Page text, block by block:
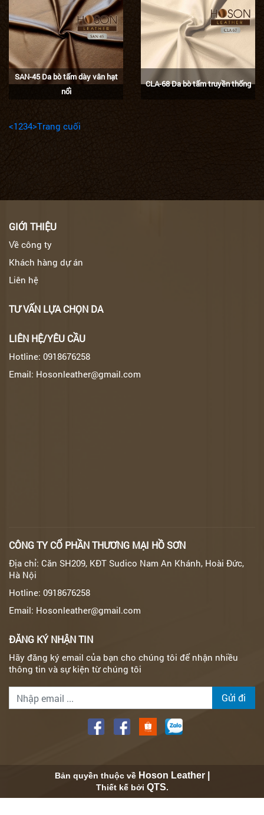
SAN-45 Da bò tấm dày vân hạt
nổi
CLA-68 Da bò tấm truyền thống
<1234>Trang cuối
GIỚI THIỆU
Về công ty
Khách hàng dự án
Liên hệ
TƯ VẤN LỰA CHỌN DA
LIÊN HỆ/YÊU CẦU
Hotline: 0918676258
Email: Hosonleather@gmail.com
CÔNG TY CỔ PHẦN THƯƠNG MẠI HỒ SƠN
Địa chỉ: Căn SH209, KĐT Sudico Nam An Khánh, Hoài Đức,
Hà Nội
Hotline: 0918676258
Email: Hosonleather@gmail.com
ĐĂNG KÝ NHẬN TIN
Hãy đăng ký email của bạn cho chúng tôi để nhận nhiều
thông tin và sự kiện từ chúng tôi
Gửi đi
Bản quyền thuộc về Hoson Leather |
Thiết kế bởi QTS.